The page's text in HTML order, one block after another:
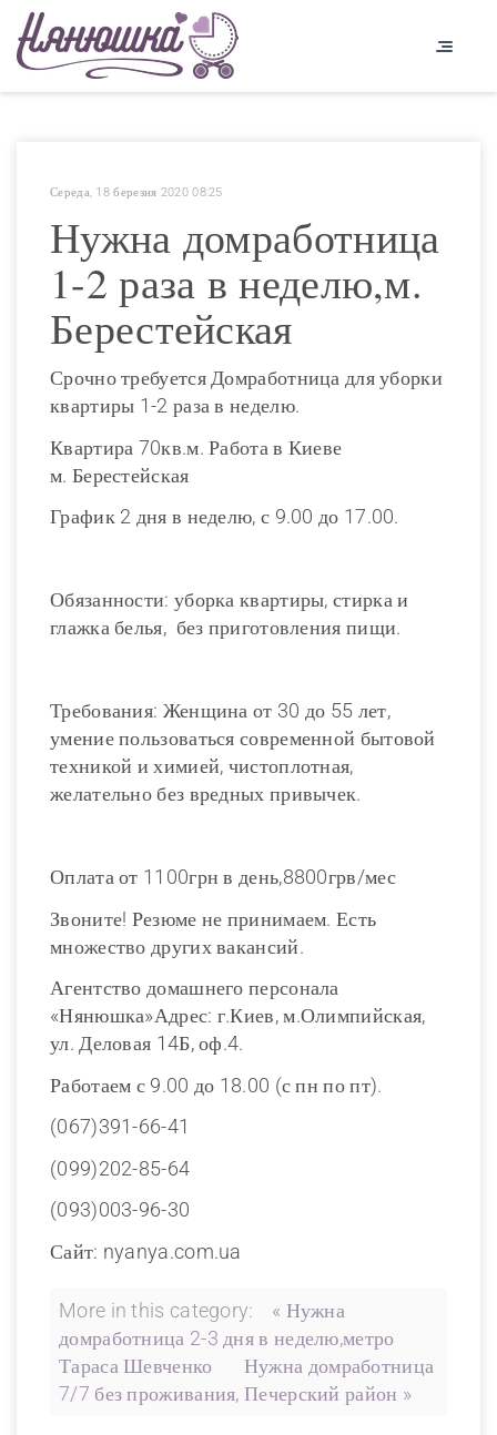
Середа, 18 березня 2020 08:25
Нужна домработница
1-2 раза в неделю,м.
Берестейская
Срочно требуется Домработница для уборки
квартиры 1-2 раза в неделю.
Квартира 70кв.м. Работа в Киеве
м. Берестейская
График 2 дня в неделю, с 9.00 до 17.00.
Обязанности: уборка квартиры, стирка и
глажка белья, без приготовления пищи.
Требования: Женщина от 30 до 55 лет,
умение пользоваться современной бытовой
техникой и химией, чистоплотная,
желательно без вредных привычек.
Оплата от 1100грн в день,8800грв/мес
Звоните! Резюме не принимаем. Есть
множество других вакансий.
Агентство домашнего персонала
«Нянюшка»Адрес: г.Киев, м.Олимпийская,
ул. Деловая 14Б, оф.4.
Работаем с 9.00 до 18.00 (с пн по пт).
(067)391-66-41
(099)202-85-64
(093)003-96-30
Сайт: nyanya.com.ua
More in this category:
« Нужна
домработница 2-3 дня в неделю,метро
Тараса Шевченко
Нужна домработница
7/7 без проживания, Печерский район »